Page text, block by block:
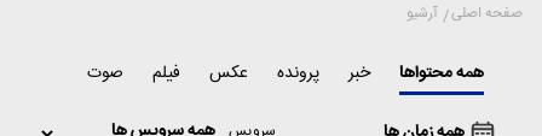
صفحه اصلی آرشیو
همه محتواها خبر پرونده عکس فیلم صوت